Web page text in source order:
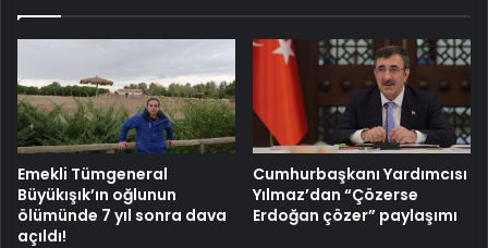
Emekli Tümgeneral
Büyükışık’ın oğlunun
ölümünde 7 yıl sonra dava
açıldı!
Cumhurbaşkanı Yardımcısı
Yılmaz’dan “Çözerse
Erdoğan çözer” paylaşımı